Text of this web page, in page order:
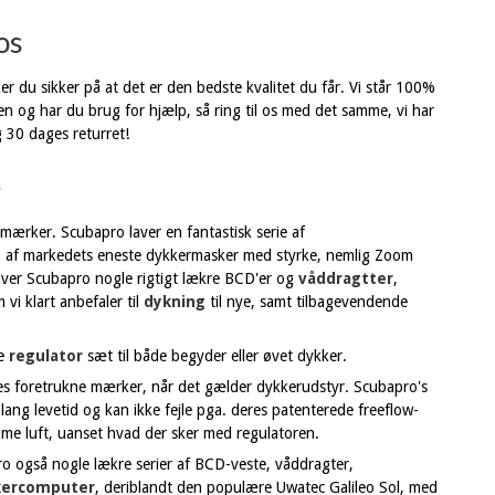
du sikker på at det er den bedste kvalitet du får. Vi står 100%
og har du brug for hjælp, så ring til os med det samme, vi har
30 dages returret!
Scubapro laver en fantastisk serie af
markedets eneste dykkermasker med styrke, nemlig Zoom
Scubapro nogle rigtigt lækre BCD'er og våddragtter,
vi klart anbefaler til dykning til nye, samt tilbagevendende
regulator sæt til både begyder eller øvet dykker.
foretrukne mærker, når det gælder dykkerudstyr. Scubapro's
levetid og kan ikke fejle pga. deres patenterede freeflow-
luft, uanset hvad der sker med regulatoren.
også nogle lækre serier af BCD-veste, våddragter,
, deriblandt den populære Uwatec Galileo Sol, med